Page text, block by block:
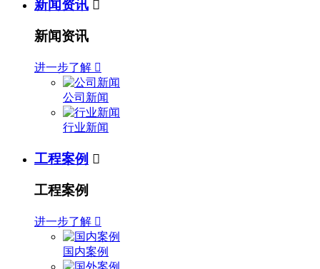
新闻资讯 
新闻资讯
进一步了解 
公司新闻
行业新闻
工程案例 
工程案例
进一步了解 
国内案例